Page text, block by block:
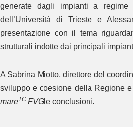
generate dagli impianti a regime
dell’Università di Trieste e
presentazione con il tema
strutturali indotte dai principali
A Sabrina Miotto, direttore del
sviluppo e coesione della Regionee
mareTC FVGle conclusioni.